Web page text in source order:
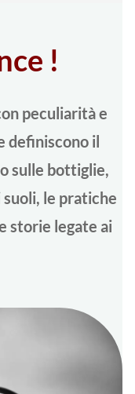
!
peculiarità e
il
sulle bottiglie,
le pratiche
storie legate ai